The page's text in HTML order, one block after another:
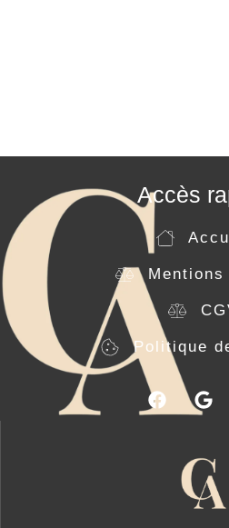
Accès
Politique